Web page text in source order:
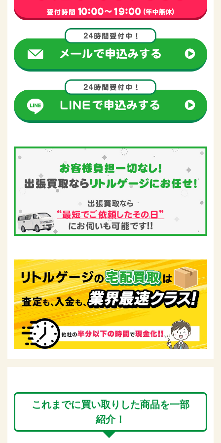
これまでに買い取りした商品を一部
紹介！